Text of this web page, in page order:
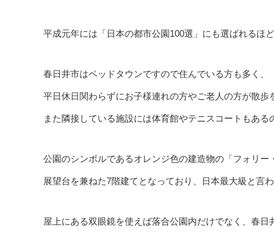
平成元年には「日本の都市公園100選」にも選ばれるほ
春日井市はベッドタウンですので住んでいる方も多く、
平日休日関わらずにお子様連れの方やご老人の方が散歩
また隣接している施設には体育館やテニスコートもある
公園のシンボルであるオレンジ色の建造物の「フォリー
展望台を兼ねた7階建てとなっており、日本最大級と言わ
屋上にある双眼鏡を使えば落合公園内だけでなく、春日